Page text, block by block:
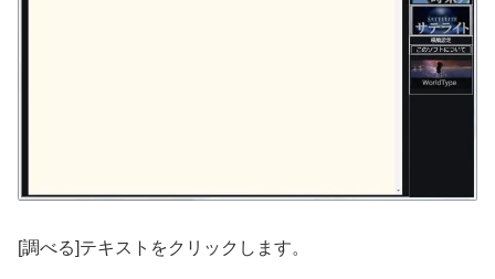
[調べる]テキストをクリックします。